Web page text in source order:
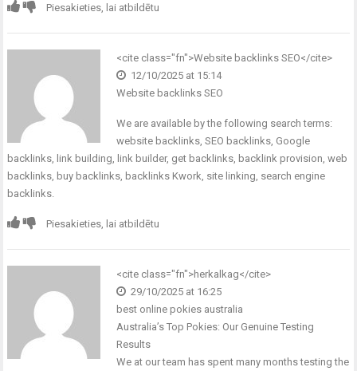
Piesakieties, lai atbildētu
<cite class="fn">Website backlinks SEO</cite>
12/10/2025 at 15:14
Website backlinks SEO
We are available by the following search terms:
website backlinks, SEO backlinks, Google
backlinks, link building, link builder, get backlinks, backlink provision, web
backlinks, buy backlinks, backlinks Kwork, site linking, search engine
backlinks.
Piesakieties, lai atbildētu
<cite class="fn">herkalkag</cite>
29/10/2025 at 16:25
best online pokies australia
Australia’s Top Pokies: Our Genuine Testing
Results
We at our team has spent many months testing the